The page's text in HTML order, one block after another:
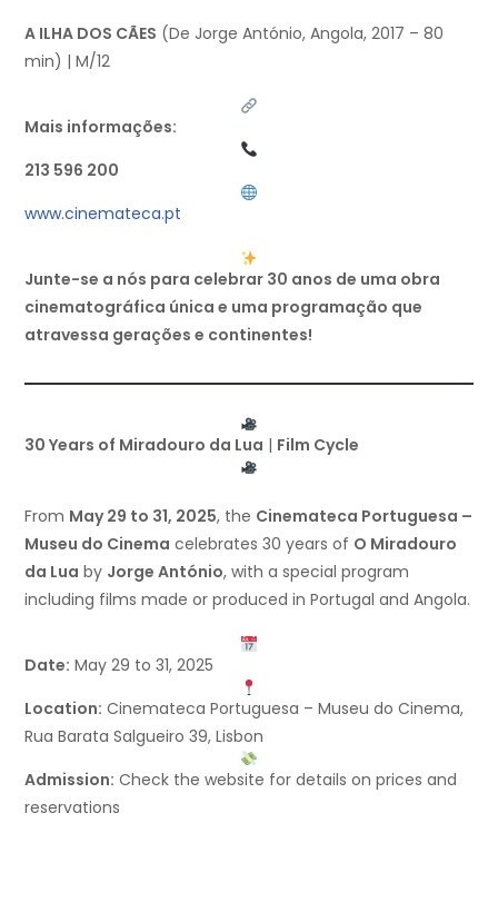
A ILHA DOS CÃES (De Jorge António, Angola, 2017 – 80
min) | M/12
Mais informações:
213 596 200
www.cinemateca.pt
Junte-se a nós para celebrar 30 anos de uma obra
cinematográfica única e uma programação que
atravessa gerações e continentes!
30 Years of Miradouro da Lua | Film Cycle
From May 29 to 31, 2025, the Cinemateca Portuguesa –
Museu do Cinema celebrates 30 years of O Miradouro
da Lua by Jorge António, with a special program
including films made or produced in Portugal and Angola.
Date: May 29 to 31, 2025
Location: Cinemateca Portuguesa – Museu do Cinema,
Rua Barata Salgueiro 39, Lisbon
Admission: Check the website for details on prices and
reservations